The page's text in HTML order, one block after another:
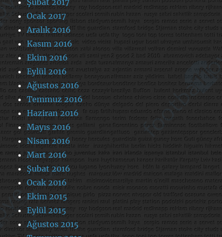
Şubat 2017
Ocak 2017
Aralık 2016
Kasım 2016
Ekim 2016
Eylül 2016
Ağustos 2016
Temmuz 2016
Haziran 2016
Mayıs 2016
Nisan 2016
Mart 2016
Şubat 2016
Ocak 2016
Ekim 2015
Eylül 2015
Ağustos 2015